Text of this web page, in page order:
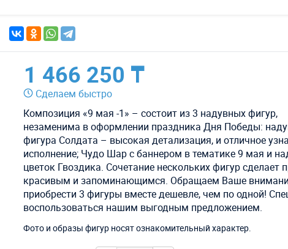
1 466 250 ₸
Сделаем быстро
Композиция «9 мая -1» – состоит из 3 надувных фигур,
незаменима в оформлении праздника Дня Победы:
фигура Солдата – высокая детализация, и отличное
исполнение; Чудо Шар с баннером в тематике 9 мая и
цветок Гвоздика. Сочетание нескольких фигур сделает
красивым и запоминающимся. Обращаем Ваше
приобрести 3 фигуры вместе дешевле, чем по одной!
воспользоваться нашим выгодным предложением.
Фото и образы фигур носят ознакомительный характер.